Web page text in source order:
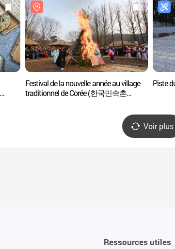
Festival de la nouvelle année au village
traditionnel de Corée (한국민속촌
Piste
Voir plus
Ressources utiles